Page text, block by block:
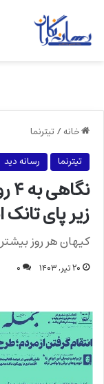
خانه/تیترنما
تیترنما
رسانه دید
زیر پای تانک
کیهان هر روز بیشتر
۲۰ تیر, ۱۴۰۳ ۰